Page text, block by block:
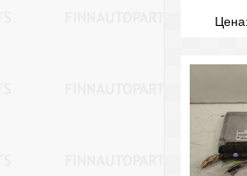
Цена: